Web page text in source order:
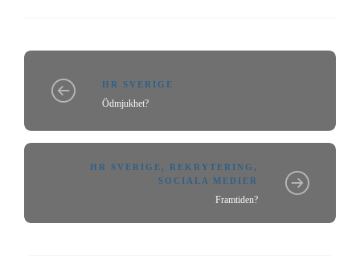
HR SVERIGE
Ödmjukhet?
HR SVERIGE, REKRYTERING ,
SOCIALA MEDIER
Framtiden?